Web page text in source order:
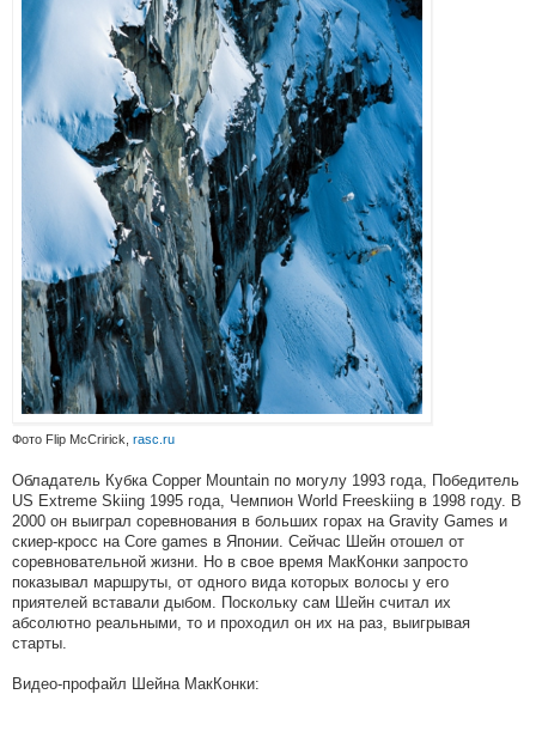
Фото Flip McCririck, rasc.ru
Обладатель Кубка Copper Mountain по могулу 1993 года, Победитель
US Extreme Skiing 1995 года, Чемпион World Freeskiing в 1998 году. В
2000 он выиграл соревнования в больших горах на Gravity Games и
скиер-кросс на Core games в Японии. Сейчас Шейн отошел от
соревновательной жизни. Но в свое время МакКонки запросто
показывал маршруты, от одного вида которых волосы у его
приятелей вставали дыбом. Поскольку сам Шейн считал их
абсолютно реальными, то и проходил он их на раз, выигрывая
старты.
Видео-профайл Шейна МакКонки: